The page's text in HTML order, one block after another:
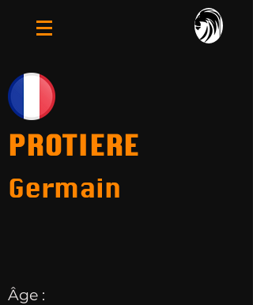
PROTIERE
Germain
Âge :